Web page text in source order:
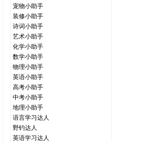
宠物小助手
装修小助手
诗词小助手
艺术小助手
化学小助手
数学小助手
物理小助手
英语小助手
高考小助手
中考小助手
地理小助手
语言学习达人
野钓达人
英语学习达人